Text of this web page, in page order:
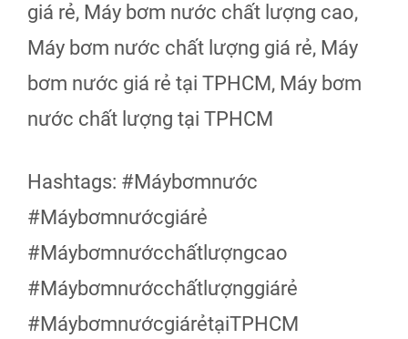
giá rẻ, Máy bơm nước chất lượng cao,
Máy bơm nước chất lượng giá rẻ, Máy
bơm nước giá rẻ tại TPHCM, Máy bơm
nước chất lượng tại TPHCM
Hashtags: #Máybơmnước
#Máybơmnướcgiárẻ
#Máybơmnướcchấtlượngcao
#Máybơmnướcchấtlượnggiárẻ
#MáybơmnướcgiárẻtạiTPHCM